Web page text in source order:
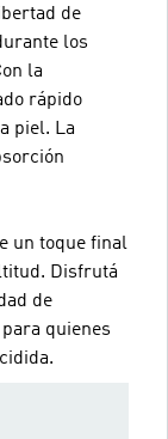
de
los
la
rápido
piel. La
un toque final
Disfrutá
de
quienes